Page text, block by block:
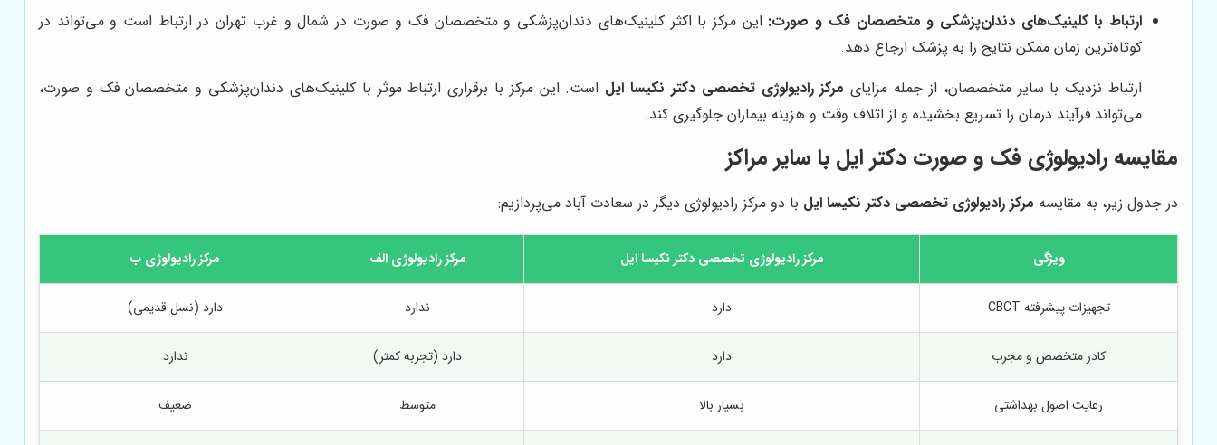
ارتباط با کلینیک‌های دندان‌پزشکی و متخصصان فک و صورت: این مرکز با اکثر کلینیک‌های دندان‌پزشکی و متخصصان فک و صورت در شمال و غرب تهران در ارتباط است و می‌تواند در
کوتاه‌ترین زمان ممکن نتایج را به پزشک ارجاع دهد.
ارتباط نزدیک با سایر متخصصان، از جمله مزایای مرکز رادیولوژی تخصصی دکتر نکیسا ایل است. این مرکز با برقراری ارتباط موثر با کلینیک‌های دندان‌پزشکی و متخصصان فک و صورت،
می‌تواند فرآیند درمان را تسریع بخشیده و از اتلاف وقت و هزینه بیماران جلوگیری کند.
مقایسه رادیولوژی فک و صورت دکتر ایل با سایر مراکز
در جدول زیر، به مقایسه مرکز رادیولوژی تخصصی دکتر نکیسا ایل با دو مرکز رادیولوژی دیگر در سعادت آباد می‌پردازیم:
ویژگی مرکز رادیولوژی تخصصی دکتر نکیسا ایل مرکز رادیولوژی الف مرکز رادیولوژی ب
تجهیزات پیشرفته CBCT دارد ندارد دارد (نسل قدیمی)
کادر متخصص و مجرب دارد دارد (تجربه کمتر) ندارد
رعایت اصول بهداشتی بسیار بالا متوسط ضعیف